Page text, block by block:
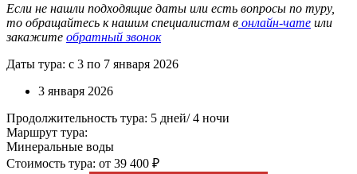
Если не нашли подходящие даты или есть вопросы по туру,
то обращайтесь к нашим специалистам в онлайн-чате или
закажите обратный звонок
Даты тура: с 3 по 7 января 2026
3 января 2026
Продолжительность тура: 5 дней/ 4 ночи
Маршрут тура:
Минеральные воды
Стоимость тура: от 39 400 ₽